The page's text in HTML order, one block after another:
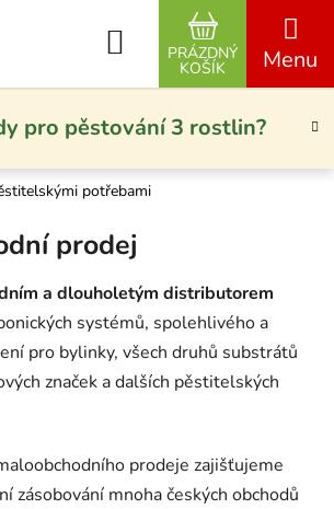
pro pěstování 3 rostlin?
Hledat
NÁKUPNÍ
PRÁZDNÝ
KOŠÍK
potřebami
prodej
a dlouholetým distributorem
systémů, spolehlivého a
pro bylinky, všech druhů substrátů
značek a dalších pěstitelských
prodeje zajišťujeme
zásobování mnoha českých obchodů